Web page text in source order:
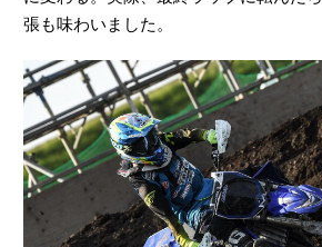
張も味わいました。